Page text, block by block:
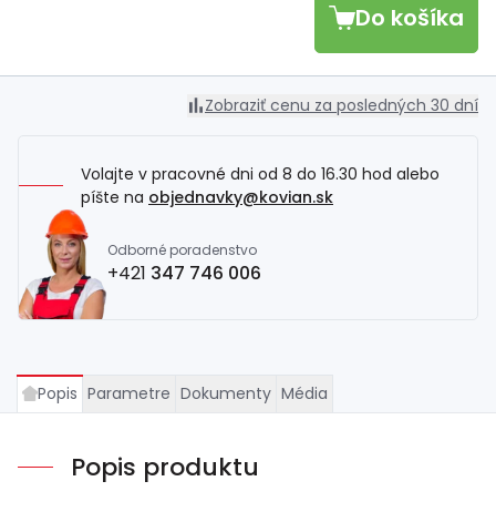
Do košíka
Zobraziť cenu za posledných 30 dní
Volajte v pracovné dni od 8 do 16.30 hod alebo
píšte na objednavky@kovian.sk
Odborné poradenstvo
+421 347 746 006
Popis Parametre Dokumenty Média
Popis produktu